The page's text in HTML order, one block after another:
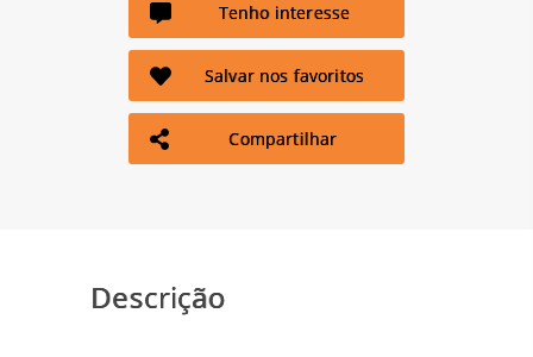
Tenho interesse
Salvar nos favoritos
Compartilhar
Descrição